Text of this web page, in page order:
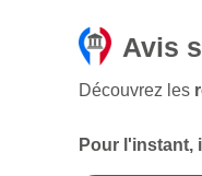
Avis
Découvrez les
Pour l'instant,